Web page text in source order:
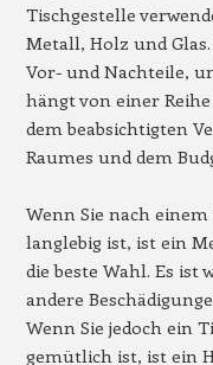
Tischgestelle
Metall, Holz und
Vor- und Nachteile,
hängt von einer
dem beabsichtigten
Raumes und dem
Wenn Sie nach
langlebig ist, ist ein
die beste Wahl. Es ist
andere
Wenn Sie jedoch ein
gemütlich ist, ist ein